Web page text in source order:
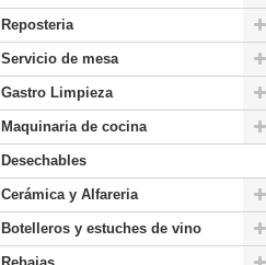
Reposteria
Servicio de mesa
Gastro Limpieza
Maquinaria de cocina
Desechables
Cerámica y Alfareria
Botelleros y estuches de vino